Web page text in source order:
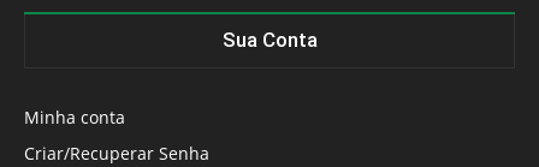
Sua Conta
Minha conta
Criar/Recuperar Senha